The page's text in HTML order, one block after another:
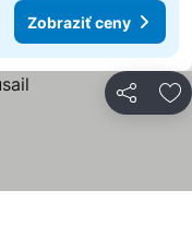
Zobraziť ceny
Zdieľať